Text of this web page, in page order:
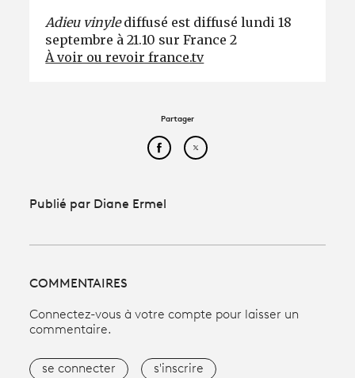
Adieu vinylediffusé est diffusé lundi 18
septembre à 21.10 sur France 2
À voir ou revoir france.tv
Partager
Partager cet article sur
Partager cet article sur
Publié par Diane Ermel
COMMENTAIRES
Connectez-vous à votre compte pour laisser un
commentaire.
se connecter s'inscrire